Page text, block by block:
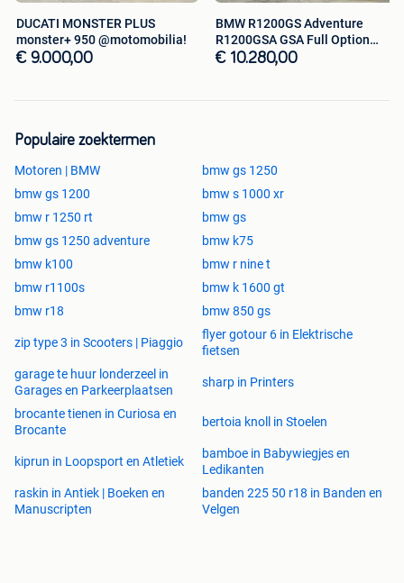
#bmw #f900xr #f900 #adventuresport #fulloption
#quickshifter #dynamicpro #keylessride #soscall
#eersteeigenaar #motomobilia #kortrijk #tekoop
advertenties worden met de grootste zorg samengesteld.
Ondanks alle inspanningen kan er een fout in de
advertentie voorkomen. Er kunnen geen rechten worden
ontleend aan de advertentie.
DUCATI MONSTER PLUS
monster+ 950 @motomobilia!
€ 9.000,00
BMW R1200GS Adventure
R1200GSA GSA Full Option
@motomobilia
€ 10.280,00
Populaire zoektermen
Motoren | BMW
bmw gs 1250
bmw gs 1200
bmw s 1000 xr
bmw r 1250 rt
bmw gs
bmw gs 1250 adventure
bmw k75
bmw k100
bmw r nine t
bmw r1100s
bmw k 1600 gt
bmw r18
bmw 850 gs
zip type 3 in Scooters | Piaggio
flyer gotour 6 in Elektrische
fietsen
garage te huur londerzeel in
Garages en Parkeerplaatsen
sharp in Printers
brocante tienen in Curiosa en
Brocante
bertoia knoll in Stoelen
kiprun in Loopsport en Atletiek
bamboe in Babywiegjes en
Ledikanten
raskin in Antiek | Boeken en
Manuscripten
banden 225 50 r18 in Banden en
Velgen